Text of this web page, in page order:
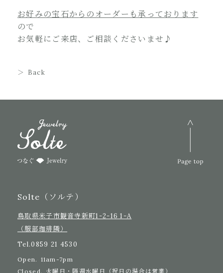
お好みの宝石からのオーダーも承っております
ので
お気軽にご来店、ご相談くださいませ♪
Back
Solte（ソルテ）
鳥取県米子市観音寺新町1-2-16 1-A
（服部珈琲隣）
Tel.0859 21 4530
Open. 11am-7pm
Closed. 火曜日・隔週水曜日（祝日の場合は営業）